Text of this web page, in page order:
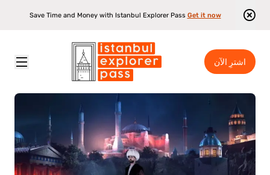
Save Time and Money with Istanbul Explorer Pass Get it now
اشترِ الآن
Istanbul Explorer Pass \ أفضل المعالم السياحية في إسطنبول \ تجربة تنقّس الزي العثماني والتصوير الفوتوغرافي